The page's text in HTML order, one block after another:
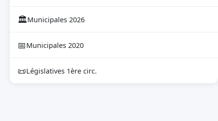
🏛Municipales 2026
📅Municipales 2020
📜Législatives 1ère circ.